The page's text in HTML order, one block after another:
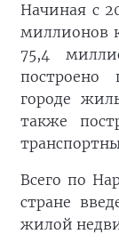
Начиная с
миллионов
75,4
построено
городе
также
Всего по
стране
жилой